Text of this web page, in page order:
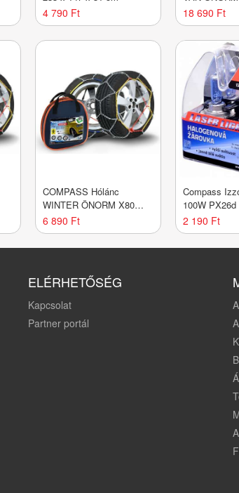
4 790 Ft 18 690 Ft
COMPASS Hólánc
WINTER ÖNORM X80
nylon bag
6 890 Ft
Compass Izzó
100W
LASER 2 db
2 190 Ft
ELÉRHETŐSÉG
Kapcsolat
Partner portál